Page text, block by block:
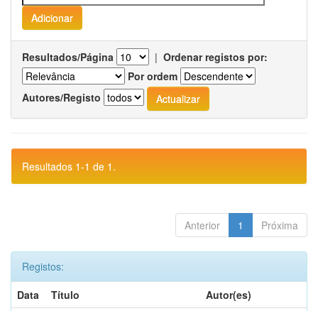
Resultados/Página | Ordenar registos por:
Por ordem
Autores/Registo
Resultados 1-1 de 1.
Anterior 1 Próxima
Registos:
Data
Título
Autor(es)